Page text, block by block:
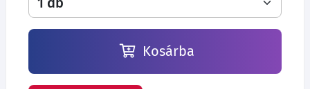
Kosárba